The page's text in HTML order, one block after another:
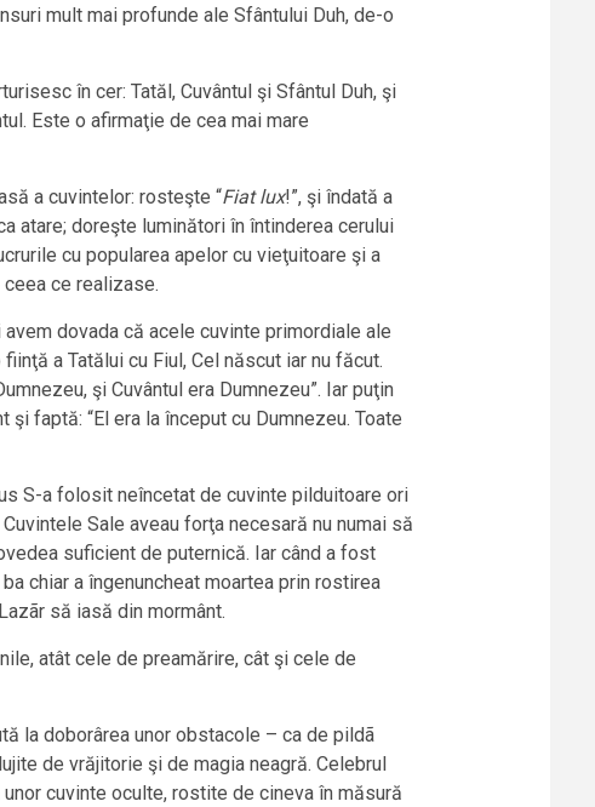
mult mai profunde ale Sfântului Duh, de-o
în cer: Tatăl, Cuvântul şi Sfântul Duh, şi
Este o afirmaţie de cea mai mare
a cuvintelor: rosteşte “Fiat lux!”, şi îndată a
atare; doreşte luminători în întinderea cerului
cu popularea apelor cu vieţuitoare şi a
ce realizase.
avem dovada că acele cuvinte primordiale ale
a Tatălui cu Fiul, Cel născut iar nu făcut.
şi Cuvântul era Dumnezeu”. Iar puţin
faptă: “El era la început cu Dumnezeu. Toate
S-a folosit neîncetat de cuvinte pilduitoare ori
Sale aveau forţa necesară nu numai să
suficient de puternică. Iar când a fost
chiar a îngenuncheat moartea prin rostirea
să iasă din mormânt.
atât cele de preamărire, cât şi cele de
la doborârea unor obstacole – ca de pildã
de vrăjitorie şi de magia neagră. Celebrul
cuvinte oculte, rostite de cineva în măsură